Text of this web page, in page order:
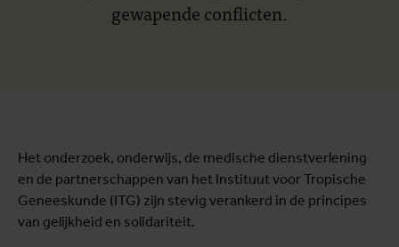
gewapende conflicten.
Het onderzoek, onderwijs, de medische dienstverlening
en de partnerschappen van het Instituut voor Tropische
Geneeskunde (ITG) zijn stevig verankerd in de principes
van gelijkheid en solidariteit.